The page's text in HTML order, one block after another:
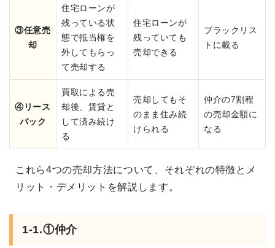
③任意売
却
住宅ローンが
残っている状
態で抵当権を
外してもらっ
て売却する
住宅ローンが
残っていても
売却できる
ブラックリス
トに載る
④リース
バック
買取による売
却後、賃貸と
して済み続け
る
売却してもそ
のまま住み続
けられる
仲介の7割程
の売却金額に
なる
これら4つの売却方法について、それぞれの特徴とメ
リット・デメリットを解説します。
1-1.①仲介